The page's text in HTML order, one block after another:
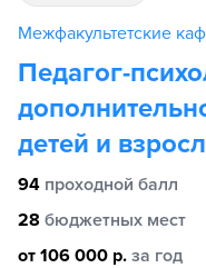
Межфакультетские
Педагог-
детей и
94 проходной балл
28 бюджетных мест
от 106 000 р. за год